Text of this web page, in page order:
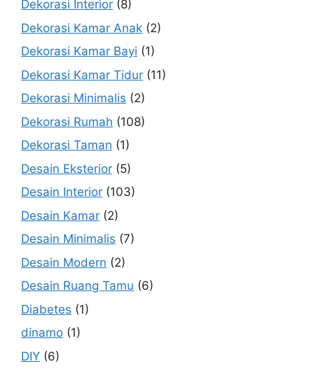
Dekorasi Interior (8)
Dekorasi Kamar Anak (2)
Dekorasi Kamar Bayi (1)
Dekorasi Kamar Tidur (11)
Dekorasi Minimalis (2)
Dekorasi Rumah (108)
Dekorasi Taman (1)
Desain Eksterior (5)
Desain Interior (103)
Desain Kamar (2)
Desain Minimalis (7)
Desain Modern (2)
Desain Ruang Tamu (6)
Diabetes (1)
dinamo (1)
DIY (6)